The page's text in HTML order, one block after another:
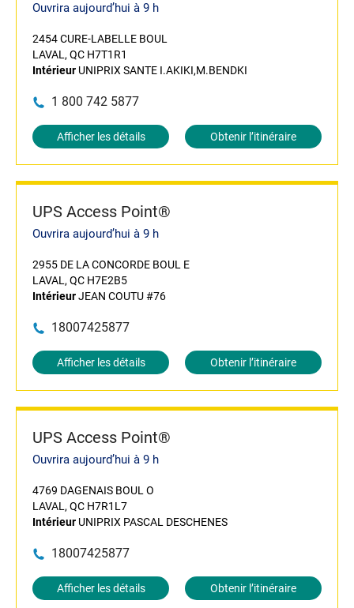
Ouvrira aujourd’hui à 9 h
2454 CURE-LABELLE BOUL
LAVAL, QC H7T1R1
Intérieur UNIPRIX SANTE I.AKIKI,M.BENDKI
1 800 742 5877
Afficher les détails Obtenir l’itinéraire
UPS Access Point®
Ouvrira aujourd’hui à 9 h
2955 DE LA CONCORDE BOUL E
LAVAL, QC H7E2B5
IntérieurJEAN COUTU #76
18007425877
Afficher les détails Obtenir l’itinéraire
UPS Access Point®
Ouvrira aujourd’hui à 9 h
4769 DAGENAIS BOUL O
LAVAL, QC H7R1L7
Intérieur UNIPRIX PASCAL DESCHENES
18007425877
Afficher les détails Obtenir l’itinéraire